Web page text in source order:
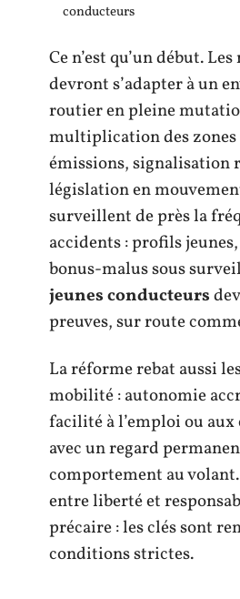
conducteurs
Ce n’est qu’un début.
devront s’adapter à un
routier en pleine
multiplication des zones
émissions, signalisation
législation en
surveillent de près la
accidents : profils
bonus-malus sous
jeunes conducteurs
preuves, sur route
La réforme rebat aussi
mobilité : autonomie
facilité à l’emploi ou aux
avec un regard
comportement au
entre liberté et
précaire : les clés sont
conditions strictes.